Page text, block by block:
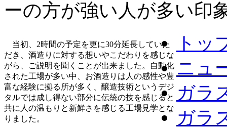
ーの方が強い人が多い印
当初、2時間の予定を更に30分延長していた
だき、酒造りに対する想いやこだわりを感じな
がら、ご説明を聞くことが出来ました。自動化
された工場が多い中、お酒造りは人の感性や豊
富な経験に拠る所が多く、醸造技術というデジ
タルでは成し得ない部分に伝統の技を感じると
共に人の温もりと新鮮さを感じる工場見学とな
りました。
トッ
ニュ
ガラ
ガラ